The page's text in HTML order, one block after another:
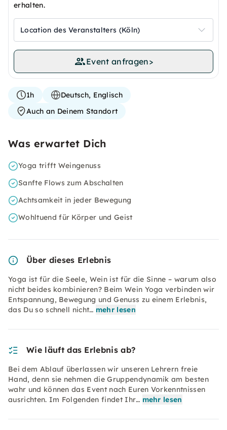
erhalten.
Location des Veranstalters (Köln)
Event anfragen>
1h
Deutsch, Englisch
Auch an Deinem Standort
Was erwartet Dich
Yoga trifft Weingenuss
Sanfte Flows zum Abschalten
Achtsamkeit in jeder Bewegung
Wohltuend für Körper und Geist
Über dieses Erlebnis
Yoga ist für die Seele, Wein ist für die Sinne – warum also
nicht beides kombinieren? Beim Wein Yoga verbinden wir
Entspannung, Bewegung und Genuss zu einem Erlebnis,
das Du so schnell nicht… mehr lesen
Wie läuft das Erlebnis ab?
Bei dem Ablauf überlassen wir unseren Lehrern freie
Hand, denn sie nehmen die Gruppendynamik am besten
wahr und können das Event nach Euren Vorkenntnissen
ausrichten. Im Folgenden findet Ihr… mehr lesen